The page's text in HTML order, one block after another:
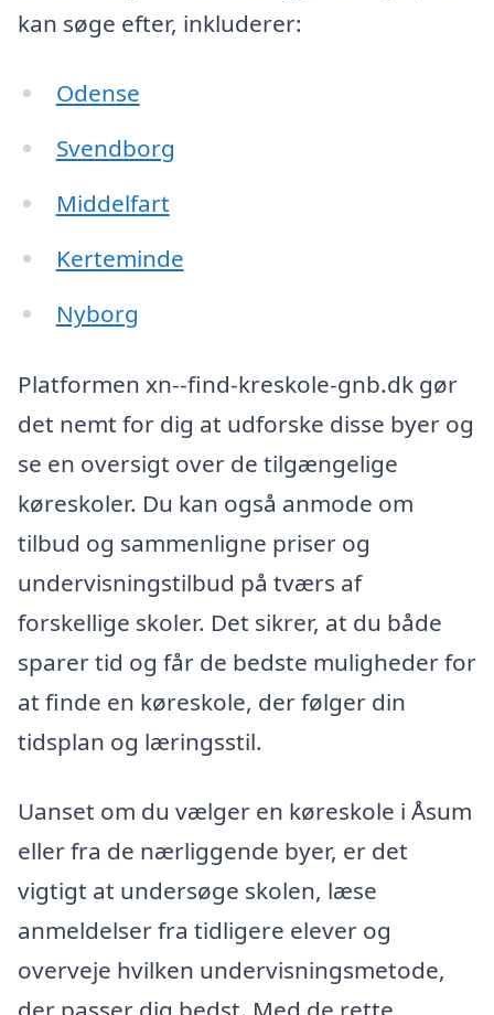
kan søge efter, inkluderer:
Odense
Svendborg
Middelfart
Kerteminde
Nyborg
Platformen xn--find-kreskole-gnb.dk gør
det nemt for dig at udforske disse byer og
se en oversigt over de tilgængelige
køreskoler. Du kan også anmode om
tilbud og sammenligne priser og
undervisningstilbud på tværs af
forskellige skoler. Det sikrer, at du både
sparer tid og får de bedste muligheder for
at finde en køreskole, der følger din
tidsplan og læringsstil.
Uanset om du vælger en køreskole i Åsum
eller fra de nærliggende byer, er det
vigtigt at undersøge skolen, læse
anmeldelser fra tidligere elever og
overveje hvilken undervisningsmetode,